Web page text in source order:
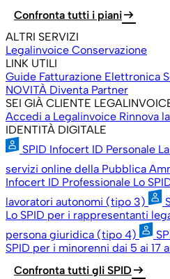
Confronta tutti i pianiarrow_right_alt
ALTRI SERVIZI
Legalinvoice Conservazione
LINK UTILI
Guide Fatturazione Elettronica
NOVITÀ Diventa Partner
SEI GIÀ CLIENTE
Accedi a Legalinvoice Rinnova
IDENTITÀ DIGITALE
SPID Infocert ID Personale
servizi online della Pubblica
Infocert ID Professionale Lo
lavoratori autonomi (tipo 3)
Lo SPID per i rappresentanti
persona giuridica (tipo 4)
SPID per i minorenni dai 5 ai 17
Confronta tutti gli SPID arrow_right_alt